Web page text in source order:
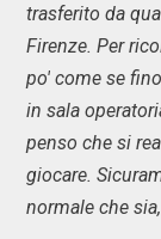
trasferito da
Firenze. Per
po' come se
in sala
penso che si
giocare.
normale che